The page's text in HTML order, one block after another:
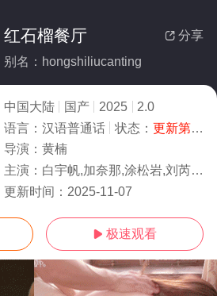
 分享
红石榴餐厅
别名：hongshiliucanting
中国大陆 国产 2025
2.0
语言： 汉语普通话 状态： 更新第20集
导演： 黄楠
主演： 白宇帆,加奈那,涂松岩,刘芮麟,王和,高至霆,孔都孜扎依·塔西,阿丽玛,熊睿玲,阿布都克里木·阿不力孜,米热,江依昊,卡迪
更新时间： 2025-11-07
 极速观看